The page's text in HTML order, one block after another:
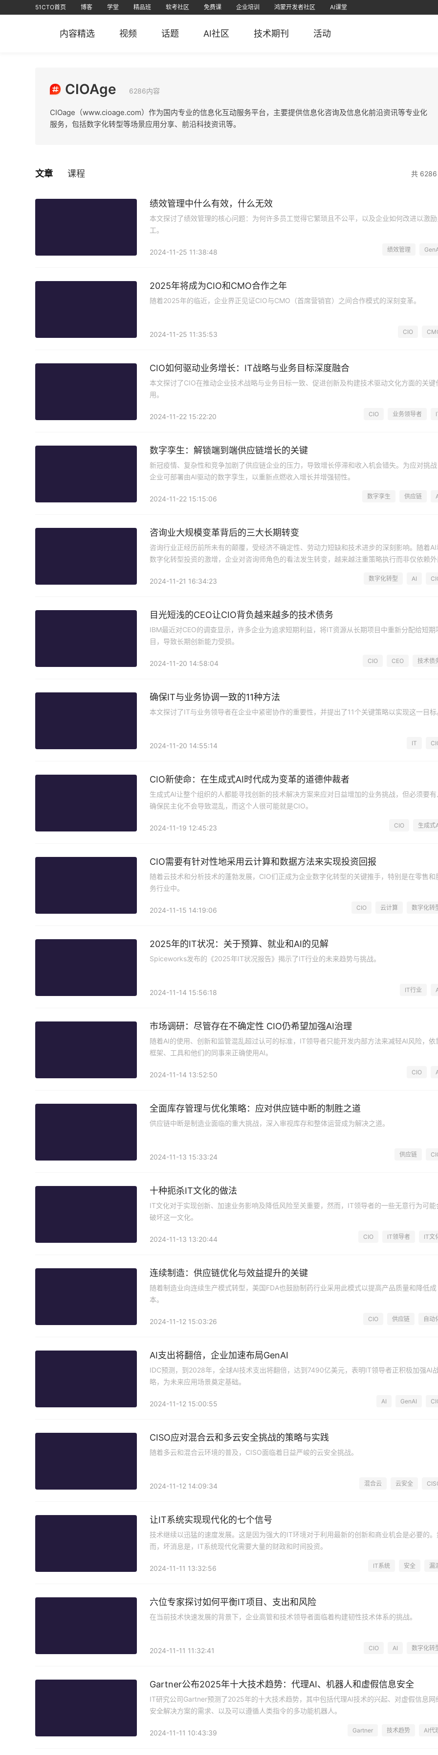
51CTO首页 博客 学堂 精品班 软考社区 免费课 企业培训 鸿蒙开发者社区 AI课堂
内容精选 视频 话题 AI社区 技术期刊 活动
CIOAge 6286内容
CIOage（www.cioage.com）作为国内专业的信息化互动服务平台，主要提供信息化咨询及信息化前沿资讯等专业化
服务，包括数字化转型等场景应用分享、前沿科技资讯等。
文章 课程 共 6286
绩效管理中什么有效，什么无效
本文探讨了绩效管理的核心问题：为何许多员工觉得它繁琐且不公平，以及企业如何改进以激励
工。
2024-11-25 11:38:48 绩效管理
2025年将成为CIO和CMO合作之年
随着2025年的临近，企业界正见证CIO与CMO（首席营销官）之间合作模式的深刻变革。
2024-11-25 11:35:53 CIO
CIO如何驱动业务增长：IT战略与业务目标深度融合
本文探讨了CIO在推动企业技术战略与业务目标一致、促进创新及构建技术驱动文化方面的关键
用。
2024-11-22 15:22:20 CIO 业务领导者
数字孪生：解锁端到端供应链增长的关键
新冠疫情、复杂性和竞争加剧了供应链企业的压力，导致增长停滞和收入机会错失。为应对挑战
企业可部署由AI驱动的数字孪生，以重新点燃收入增长并增强韧性。
2024-11-22 15:15:06 数字孪生 供应链
咨询业大规模变革背后的三大长期转变
咨询行业正经历前所未有的颠覆，受经济不确定性、劳动力短缺和技术进步的深刻影响。随着AI
数字化转型投资的激增，企业对咨询师角色的看法发生转变，越来越注重策略执行而非仅依赖外
2024-11-21 16:34:23
数字化转型 AI
目光短浅的CEO让CIO背负越来越多的技术债务
IBM最近对CEO的调查显示，许多企业为追求短期利益，将IT资源从长期项目中重新分配给短期
目，导致长期创新能力受损。
2024-11-20 14:58:04 CIO CEO 技术债
确保IT与业务协调一致的11种方法
本文探讨了IT与业务领导者在企业中紧密协作的重要性，并提出了11个关键策略以实现这一目标
2024-11-20 14:55:14 IT
CIO新使命：在生成式AI时代成为变革的道德仲裁者
生成式AI让整个组织的人都能寻找创新的技术解决方案来应对日益增加的业务挑战，但必须要有
确保民主化不会导致混乱，而这个人很可能就是CIO。
2024-11-19 12:45:23 CIO 生成式
CIO需要有针对性地采用云计算和数据方法来实现投资回报
随着云技术和分析技术的蓬勃发展，CIO们正成为企业数字化转型的关键推手，特别是在零售和
务行业中。
2024-11-15 14:19:06 CIO 云计算 数字化转
2025年的IT状况：关于预算、就业和AI的见解
Spiceworks发布的《2025年IT状况报告》揭示了IT行业的未来趋势与挑战。
2024-11-14 15:56:18 IT行业
市场调研：尽管存在不确定性 CIO仍希望加强AI治理
随着AI的使用、创新和监管混乱超过认可的标准，IT领导者只能开发内部方法来减轻AI风险，依
框架、工具和他们的同事来正确使用AI。
2024-11-14 13:52:50 CIO
全面库存管理与优化策略：应对供应链中断的制胜之道
供应链中断是制造业面临的重大挑战，深入审视库存和整体运营成为解决之道。
2024-11-13 15:33:24 供应链
十种扼杀IT文化的做法
IT文化对于实现创新、加速业务影响及降低风险至关重要，然而，IT领导者的一些无意行为可能
破坏这一文化。
2024-11-13 13:20:44 CIO IT领导者 IT文
连续制造：供应链优化与效益提升的关键
随着制造业向连续生产模式转型，美国FDA也鼓励制药行业采用此模式以提高产品质量和降低成
本。
2024-11-12 15:03:26 CIO 供应链 自动
AI支出将翻倍，企业加速布局GenAI
IDC预测，到2028年，全球AI技术支出将翻倍，达到7490亿美元，表明IT领导者正积极加强AI
略，为未来应用场景奠定基础。
2024-11-12 15:00:55 AI GenAI
CISO应对混合云和多云安全挑战的策略与实践
随着多云和混合云环境的普及，CISO面临着日益严峻的云安全挑战。
2024-11-12 14:09:34 混合云 云安全
让IT系统实现现代化的七个信号
技术继续以迅猛的速度发展。这是因为强大的IT环境对于利用最新的创新和商业机会是必要的。
而，坏消息是，IT系统现代化需要大量的财政和时间投资。
2024-11-11 13:32:56 IT系统 安全 漏
六位专家探讨如何平衡IT项目、支出和风险
在当前技术快速发展的背景下，企业高管和技术领导者面临着构建韧性技术体系的挑战。
2024-11-11 11:32:41 CIO AI 数字化转
Gartner公布2025年十大技术趋势：代理AI、机器人和虚假信息安全
IT研究公司Gartner预测了2025年的十大技术趋势，其中包括代理AI技术的兴起、对虚假信息网
安全解决方案的需求、以及可以遵循人类指令的多功能机器人。
2024-11-11 10:43:39 Gartner 技术趋势 AI代